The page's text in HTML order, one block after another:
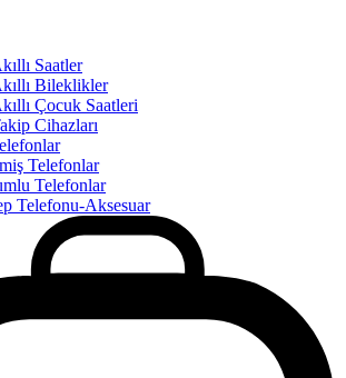
Saatler
Bileklikler
Çocuk Saatleri
Cihazları
Telefonlar
Telefonlar
Telefonu-Aksesuar